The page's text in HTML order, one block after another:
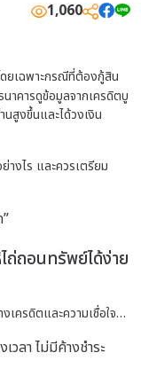
1,060
ยเฉพาะกรณีที่ต้องกู้สิน
นาคารดูข้อมูลจากเครดิตบู
สูงขึ้นและได้วงเงิน
งไร และควรเตรียม
ถ่ถอนทรัพย์ได้ง่าย
เครดิตและความเชื่อใจ…
เวลาไม่มีค้างชำระ